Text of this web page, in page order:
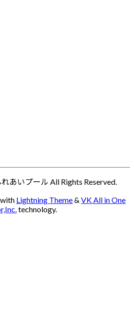
あいプール All Rights Reserved.
with Lightning Theme& VK All in One
technology.